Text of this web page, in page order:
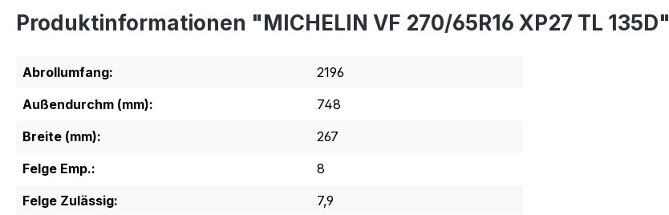
Produktinformationen "MICHELIN VF 270/65R16 XP27 TL 135D"
Abrollumfang:
2196
Außendurchm (mm):
748
Breite (mm):
267
Felge Emp.:
8
Felge Zulässig:
7,9